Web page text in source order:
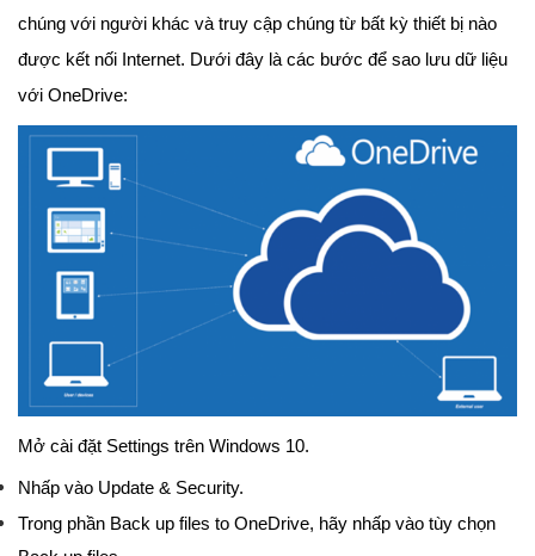
chúng với người khác và truy cập chúng từ bất kỳ thiết bị nào
được kết nối Internet. Dưới đây là các bước để sao lưu dữ liệu
với OneDrive:
Mở cài đặt Settings trên Windows 10.
Nhấp vào Update & Security.
Trong phần Back up files to OneDrive, hãy nhấp vào tùy chọn